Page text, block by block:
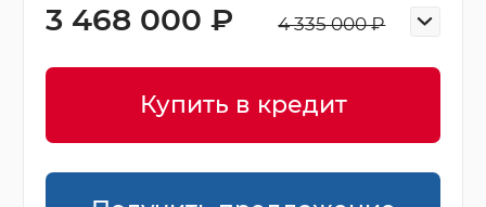
4 335 000 ₽
3 468 000 ₽
Купить в кредит